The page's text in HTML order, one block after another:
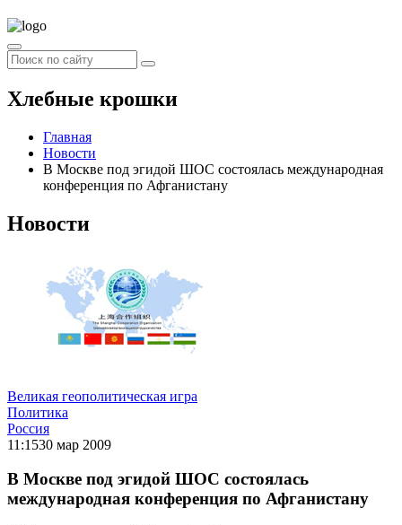
Хлебные крошки
Главная
Новости
В Москве под эгидой ШОС состоялась международная
конференция по Афганистану
Новости
Великая геополитическая игра
Политика
Россия
11:1530 мар 2009
В Москве под эгидой ШОС состоялась
международная конференция по Афганистану